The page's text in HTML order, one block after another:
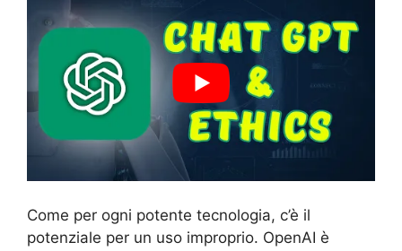
Come per ogni potente tecnologia, c’è il
potenziale per un uso improprio. OpenAI è